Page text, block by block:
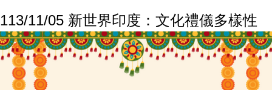
113/11/05 新世界印度：文化禮儀多樣性